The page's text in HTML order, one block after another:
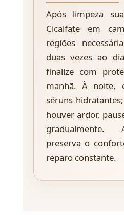
Após limpeza
Cicalfate em
regiões
duas vezes ao
finalize com
manhã. À noite,
séruns
houver ardor,
gradualmente.
preserva o
reparo constante.